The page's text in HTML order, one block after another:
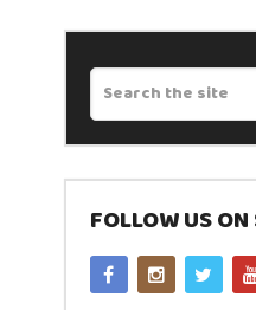
FOLLOW US